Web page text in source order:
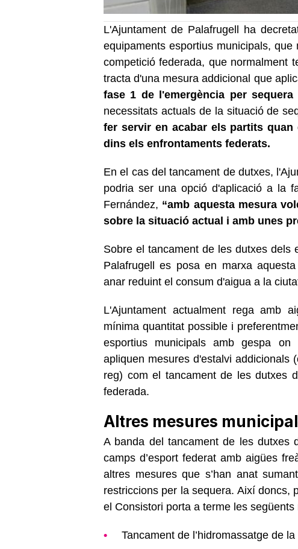
L'Ajuntament de Palafrugell ha
equipaments esportius municipals,
competició federada, que normalment
tracta d'una mesura addicional que
fase 1 de l'emergència per sequera
necessitats actuals de la situació de
fer servir en acabar els partits quan
dins els enfrontaments federats.
En el cas del tancament de dutxes,
podria ser una opció d'aplicació a la
Fernández, “amb aquesta mesura
sobre la situació actual i amb unes
Sobre el tancament de les dutxes dels
Palafrugell es posa en marxa
anar reduint el consum d'aigua a la
L'Ajuntament actualment rega amb
mínima quantitat possible i
esportius municipals amb gespa
apliquen mesures d'estalvi addicionals
reg) com el tancament de les dutxes
federada.
Altres mesures
A banda del tancament de les dutxes
camps d’esport federat amb aigües
altres mesures que s’han anat
restriccions per la sequera. Així doncs,
el Consistori porta a terme les següents
Tancament de l’hidromassatge de